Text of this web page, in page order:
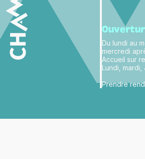
Du lundi au
mercredi
Accueil sur
Lundi,
Prendre